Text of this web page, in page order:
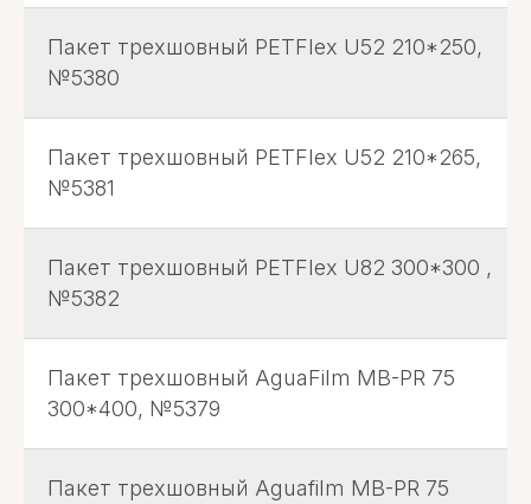
Пакет трехшовный PETFlex U52 210*250,
№5380
Пакет трехшовный PETFlex U52 210*265,
№5381
Пакет трехшовный PETFlex U82 300*300 ,
№5382
Пакет трехшовный AguaFilm MB-PR 75
300*400, №5379
Пакет трехшовный Aguafilm MB-PR 75